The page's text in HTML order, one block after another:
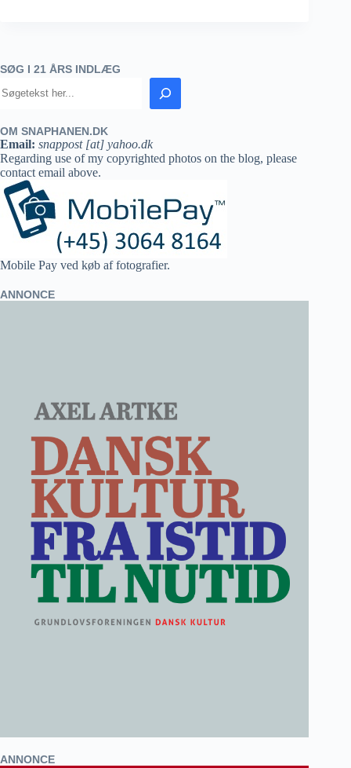
SØG I 21 ÅRS INDLÆG
OM SNAPHANEN.DK
Email: snappost [at] yahoo.dk
Regarding use of my copyrighted photos on the blog, please
contact email above.
Mobile Pay ved køb af fotografier.
ANNONCE
ANNONCE